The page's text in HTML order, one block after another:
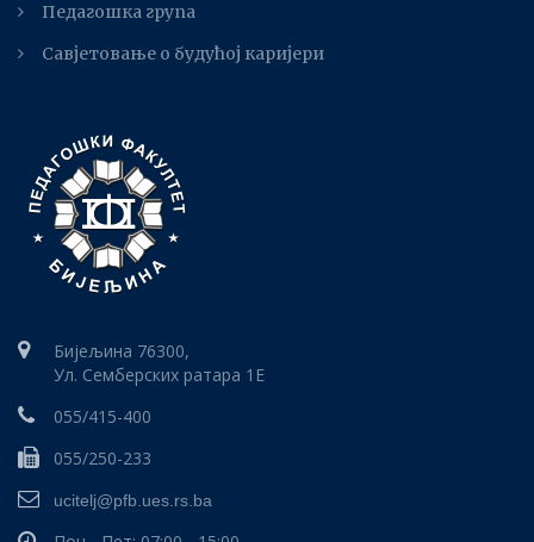
Педагошка група
Савјетовање о будућој каријери
Бијељина 76300,
Ул. Семберских ратара 1E
055/415-400
055/250-233
ucitelj@pfb.ues.rs.ba